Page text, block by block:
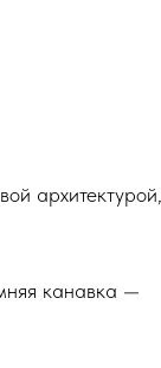
архитектурой,
канавка —